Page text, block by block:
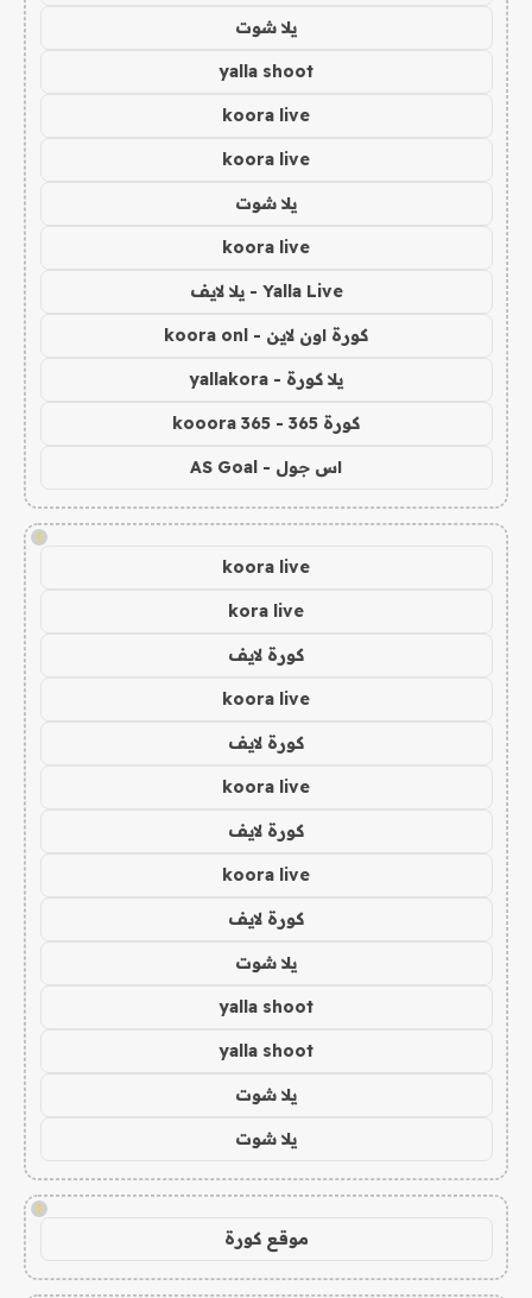
يلا شوت
yalla shoot
koora live
koora live
يلا شوت
koora live
Yalla Live - يلا لايف
كورة اون لاين - koora onl
يلا كورة - yallakora
كورة 365 - kooora 365
اس جول - AS Goal
!
koora live
kora live
كورة لايف
koora live
كورة لايف
koora live
كورة لايف
koora live
كورة لايف
يلا شوت
yalla shoot
yalla shoot
يلا شوت
يلا شوت
!
موقع كورة